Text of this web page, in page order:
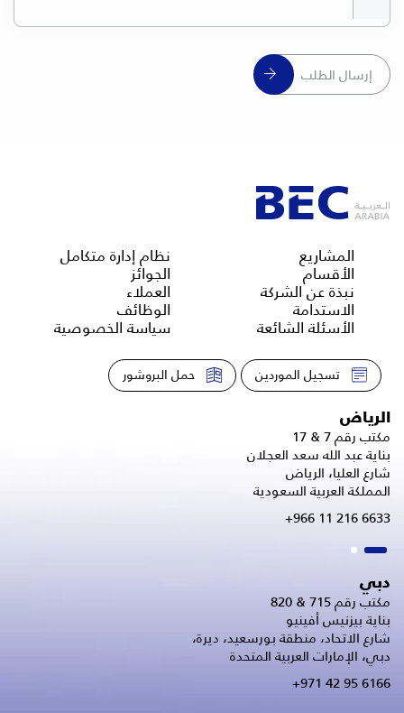
إرسال الطلب
المشاريع نظام إدارة متكامل
الأقسام الجوائز
نبذة عن الشركة العملاء
الاستدامة الوظائف
الأسئلة الشائعة سياسة الخصوصية
تسجيل الموردين حمل البروشور
الرياض
مكتب رقم 7 & 17
بناية عبد الله سعد العجلان
شارع العليا، الرياض
المملكة العربية السعودية
+966 11 216 6633
دبي
مكتب رقم 715 & 820
بناية بيزنيس أفينيو
شارع الاتحاد، منطقة بورسعيد، ديرة،
دبي، الإمارات العربية المتحدة
+971 42 95 6166